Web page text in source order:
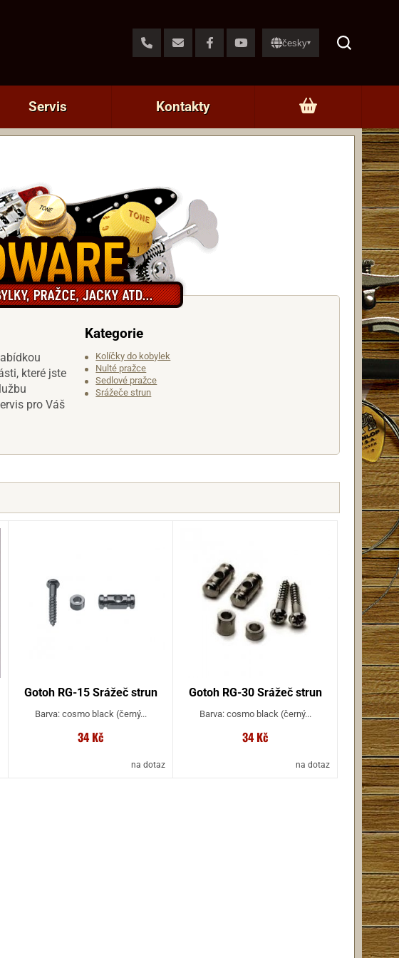
česky▾
Servis Kontakty
které jste
pro Váš
Kategorie
Kolíčky do kobylek
Nulté pražce
Sedlové pražce
Srážeče strun
Gotoh RG-15 Srážeč strun
Barva: cosmo black (černý...
34 Kč
na dotaz
Gotoh RG-30 Srážeč strun
Barva: cosmo black (černý...
34 Kč
na dotaz